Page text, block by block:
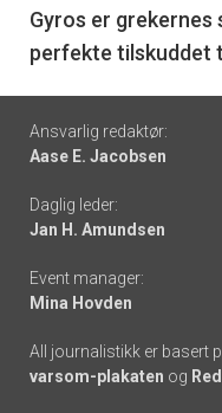
6
Gyros er
perfekte tilskuddet
Footer
-
links
Ansvarlig redaktør:
Aase E. Jacobsen
Daglig leder:
Jan H. Amundsen
Event manager:
Mina Hovden
All journalistikk er basert
varsom-plakaten og